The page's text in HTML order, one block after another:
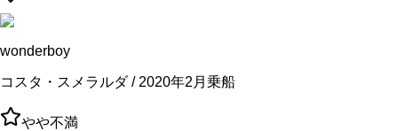
wonderboy
コスタ・スメラルダ / 2020年2月乗船
やや不満